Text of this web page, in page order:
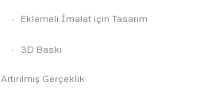
Eklemeli İmalat için Tasarım
3D Baskı
Artırılmış Gerçeklik